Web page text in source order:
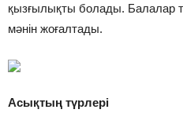
қызғылықты болады. Балалар
мәнін жоғалтады.
Асықтың түрлері